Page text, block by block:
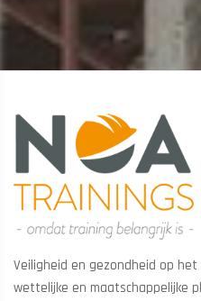
Veiligheid en gezondheid op
wettelijke en maatschappelijke